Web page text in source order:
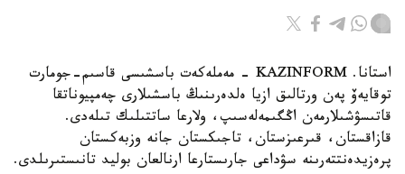
استانا. KAZINFORM - مەملەكەت باسشىسى قاسىم-جومارت
توقايەۆ پەن ورتالىق ازيا ەلدەرىنىڭ باسشىلارى چەمپيوناتقا
قاتىسۋشىلارمەن اڭگىمەلەسىپ، ولارعا ساتتىلىك تىلەدى.
قازاقستان، قىرعىزستان، تاجىكستان جانە وزبەكستان
پرەزيدەنتتەرىنە سۋداعى جارىستارعا ارنالعان بوليد تانىستىرىلدى.